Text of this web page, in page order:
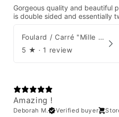
Gorgeous quality and beautiful
is double sided and essentially
Foulard / Carré "Mille Feuilles de Soie" Hermès par Natsuno Hidaka
5 ★ · 1 review
Amazing !
Deborah M. Verified buyer